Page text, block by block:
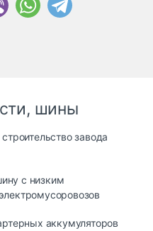
шины
завода
с низким
аккумуляторов